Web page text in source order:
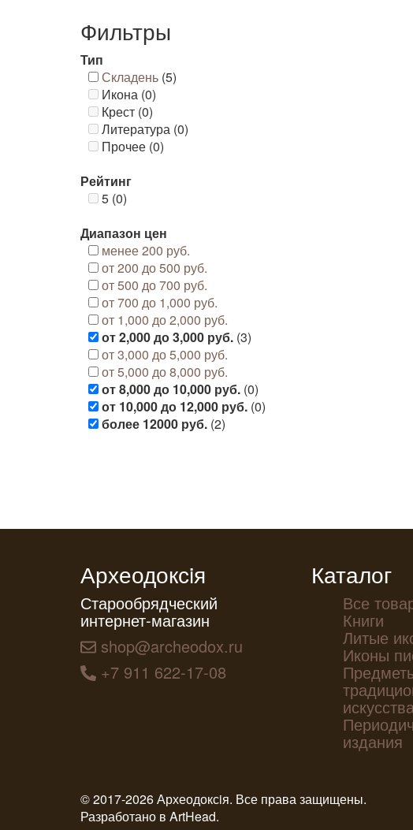
Фильтры
Тип
Складень (5)
Икона (0)
Крест (0)
Литература (0)
Прочее (0)
Рейтинг
5 (0)
Диапазон цен
менее 200 руб.
от 200 до 500 руб.
от 500 до 700 руб.
от 700 до 1,000 руб.
от 1,000 до 2,000 руб.
от 2,000 до 3,000 руб. (3)
от 3,000 до 5,000 руб.
от 5,000 до 8,000 руб.
от 8,000 до 10,000 руб. (0)
от 10,000 до 12,000 руб. (0)
более 12000 руб. (2)
Археодоксiя
Старообрядческий
интернет-магазин
shop@archeodox.ru
+7 911 622-17-08
Каталог
Все
Книги
Литые
Иконы
издания
© 2017-2026 Археодоксiя. Все права защищены.
Разработано в ArtHead.